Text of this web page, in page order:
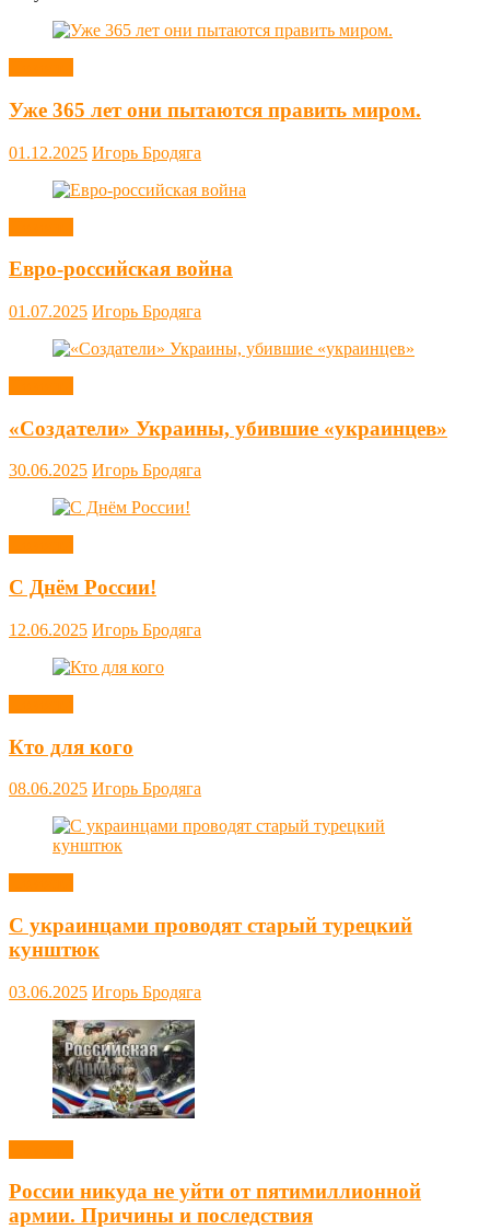
Уже 365 лет они пытаются править миром.
01.12.2025 Игорь Бродяга
Евро-российская война
01.07.2025 Игорь Бродяга
«Создатели» Украины, убившие «украинцев»
30.06.2025 Игорь Бродяга
С Днём России!
12.06.2025 Игорь Бродяга
Кто для кого
08.06.2025 Игорь Бродяга
С украинцами проводят старый турецкий
кунштюк
03.06.2025 Игорь Бродяга
России никуда не уйти от пятимиллионной
армии. Причины и последствия